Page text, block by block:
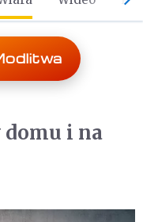
domu i na